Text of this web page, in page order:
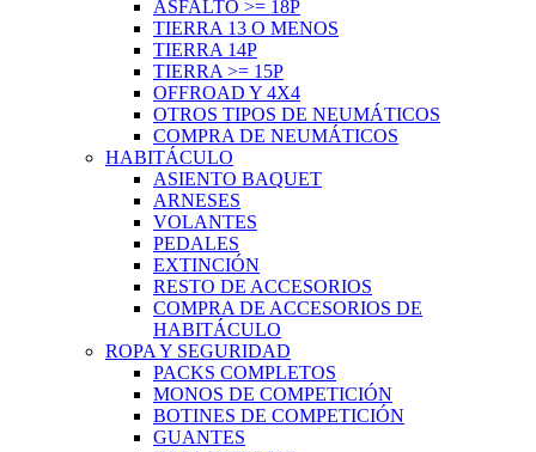
ASFALTO >= 18P
TIERRA 13 O MENOS
TIERRA 14P
TIERRA >= 15P
OFFROAD Y 4X4
OTROS TIPOS DE NEUMÁTICOS
COMPRA DE NEUMÁTICOS
HABITÁCULO
ASIENTO BAQUET
ARNESES
VOLANTES
PEDALES
EXTINCIÓN
RESTO DE ACCESORIOS
COMPRA DE ACCESORIOS DE
HABITÁCULO
ROPA Y SEGURIDAD
PACKS COMPLETOS
MONOS DE COMPETICIÓN
BOTINES DE COMPETICIÓN
GUANTES